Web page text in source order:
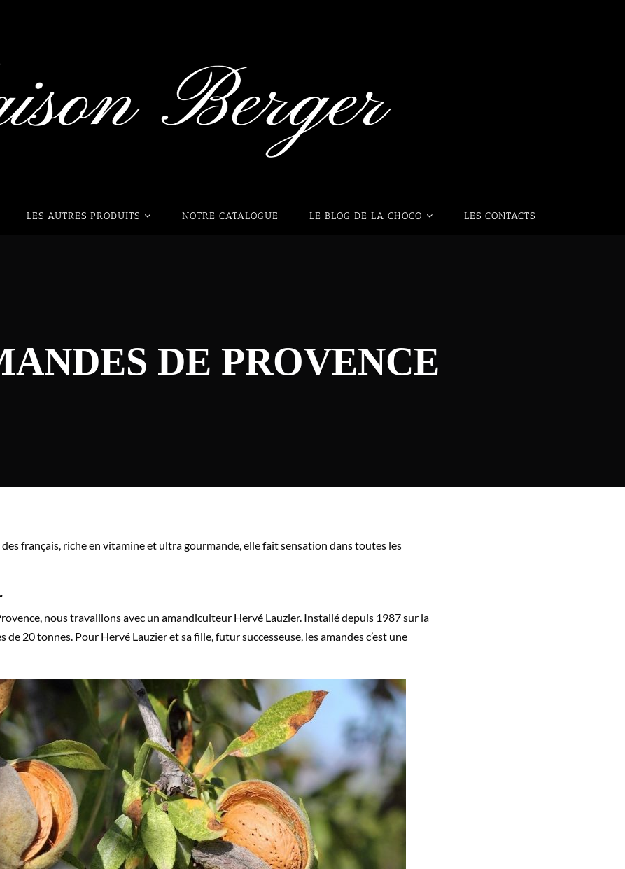
LES AUTRES PRODUITS NOTRE CATALOGUE LE BLOG DE LA CHOCO LES CONTACTS
DE PROVENCE
des français, riche en vitamine et ultra gourmande, elle fait sensation dans toutes les
nous travaillons avec un amandiculteur Hervé Lauzier. Installé depuis 1987 sur la
20 tonnes. Pour Hervé Lauzier et sa fille, futur successeuse, les amandes c’est une